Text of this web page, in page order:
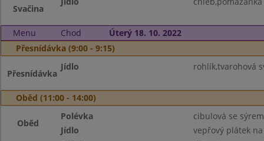
Svačina
Menu Chod
Úterý 18. 10. 2022
Přesnídávka (9:00 - 9:15)
Přesnídávka
Jídlo rohlík,tvarohová
Oběd (11:00 - 14:00)
Oběd
Polévka
cibulová se sýrem
Jídlo
vepřový plátek